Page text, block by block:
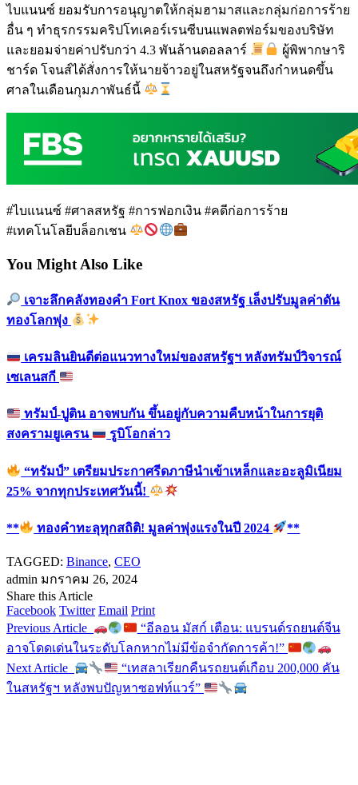
ไบแนนซ์ ยอมรับการอนุญาตให้กลุ่มฮามาสและกลุ่มก่อการร้าย
อื่น ๆ ทำธุรกรรมคริปโทเคอร์เรนซีบนแพลตฟอร์มของบริษัท
และยอมจ่ายค่าปรับกว่า 4.3 พันล้านดอลลาร์
ผู้พิพากษาริ
ชาร์ด โจนส์ได้สั่งการให้นายจ้าวอยู่ในสหรัฐจนถึงกำหนดขึ้น
ศาลในเดือนกุมภาพันธ์นี้
#ไบแนนซ์ #ศาลสหรัฐ #การฟอกเงิน #คดีก่อการร้าย
#เทคโนโลยีบล็อกเชน
You Might Also Like
เจาะลึกคลังทองคำ Fort Knox ของสหรัฐ เล็งปรับมูลค่าดัน
ทองโลกพุ่ง
เครมลินยินดีต่อแนวทางใหม่ของสหรัฐฯ หลังทรัมป์วิจารณ์
เซเลนสกี
ทรัมป์-ปูติน อาจพบกัน ขึ้นอยู่กับความคืบหน้าในการยุติ
สงครามยูเครน
รูบิโอกล่าว
“ทรัมป์” เตรียมประกาศรีดภาษีนำเข้าเหล็กและอะลูมิเนียม
25% จากทุกประเทศวันนี้!
** ทองคำทะลุทุกสถิติ! มูลค่าพุ่งแรงในปี 2024 **
TAGGED: Binance, CEO
admin มกราคม 26, 2024
Share this Article
Facebook Twitter Email Print
Previous Article
“อีลอน มัสก์ เตือน: แบรนด์รถยนต์จีน
อาจโดดเด่นในระดับโลกหากไม่มีข้อจำกัดการค้า!”
Next Article
“เทสลาเรียกคืนรถยนต์เกือบ 200,000 คัน
ในสหรัฐฯ หลังพบปัญหาซอฟท์แวร์”